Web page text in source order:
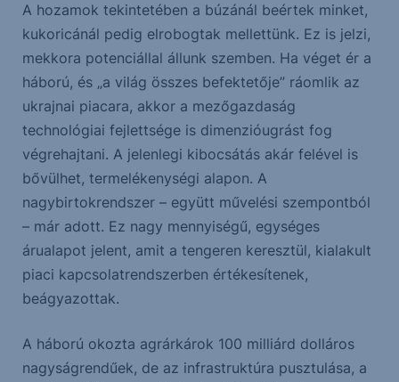
A hozamok tekintetében a búzánál beértek minket,
kukoricánál pedig elrobogtak mellettünk. Ez is jelzi,
mekkora potenciállal állunk szemben. Ha véget ér a
háború, és „a világ összes befektetője” ráomlik az
ukrajnai piacara, akkor a mezőgazdaság
technológiai fejlettsége is dimenzióugrást fog
végrehajtani. A jelenlegi kibocsátás akár felével is
bővülhet, termelékenységi alapon. A
nagybirtokrendszer – együtt művelési szempontból
– már adott. Ez nagy mennyiségű, egységes
árualapot jelent, amit a tengeren keresztül, kialakult
piaci kapcsolatrendszerben értékesítenek,
beágyazottak.
A háború okozta agrárkárok 100 milliárd dolláros
nagyságrendűek, de az infrastruktúra pusztulása, a